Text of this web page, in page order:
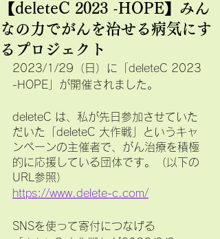
【deleteC 2023 -HOPE】みん
なの力でがんを治せる病気にす
るプロジェクト
2023/1/29（日）に「deleteC 2023
-HOPE」が開催されました。
deleteC は、私が先日参加させていた
だいた「deleteC 大作戦」というキャ
ンペーンの主催者で、がん治療を積極
的に応援している団体です。（以下の
URL参照）
https://www.delete-c.com/
SNSを使って寄付につなげる